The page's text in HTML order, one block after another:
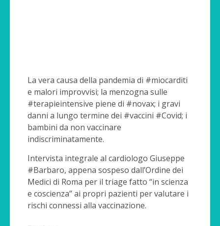
La vera causa della pandemia di #miocarditi
e malori improvvisi; la menzogna sulle
#terapieintensive piene di #novax; i gravi
danni a lungo termine dei #vaccini #Covid; i
bambini da non vaccinare
indiscriminatamente.
Intervista integrale al cardiologo Giuseppe
#Barbaro, appena sospeso dall’Ordine dei
Medici di Roma per il triage fatto “in scienza
e coscienza” ai propri pazienti per valutare i
rischi connessi alla vaccinazione.